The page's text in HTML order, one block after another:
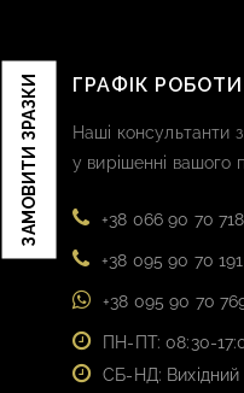
ЗАМОВИТИ ЗРАЗКИ ГРАФІК РОБОТИ
Наші консультанти
у вирішенні вашого
+38 066 90 70 718
+38 095 90 70 191
+38 095 90 70
ПН-ПТ: 08:30-
СБ-НД: Вихідний